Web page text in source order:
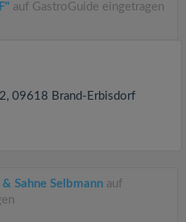
auf GastroGuide eingetragen
, 09618 Brand-Erbisdorf
Sahne Selbmann auf